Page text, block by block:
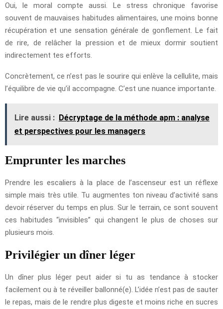
Oui, le moral compte aussi. Le stress chronique favorise
souvent de mauvaises habitudes alimentaires, une moins bonne
récupération et une sensation générale de gonflement. Le fait
de rire, de relâcher la pression et de mieux dormir soutient
indirectement tes efforts.
Concrètement, ce n’est pas le sourire qui enlève la cellulite, mais
l’équilibre de vie qu’il accompagne. C’est une nuance importante.
Lire aussi : Décryptage de la méthode apm : analyse
et perspectives pour les managers
Emprunter les marches
Prendre les escaliers à la place de l’ascenseur est un réflexe
simple mais très utile. Tu augmentes ton niveau d’activité sans
devoir réserver du temps en plus. Sur le terrain, ce sont souvent
ces habitudes “invisibles” qui changent le plus de choses sur
plusieurs mois.
Privilégier un dîner léger
Un dîner plus léger peut aider si tu as tendance à stocker
facilement ou à te réveiller ballonné(e). L’idée n’est pas de sauter
le repas, mais de le rendre plus digeste et moins riche en sucres